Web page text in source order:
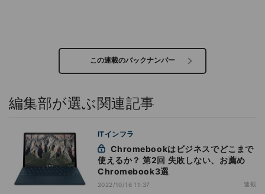
この連載のバックナンバー
編集部が選ぶ関連記事
ITインフラ
使えるか？ 第2回 失敗しない、お薦め
Chromebook3選
2022/10/16 11:37 連載